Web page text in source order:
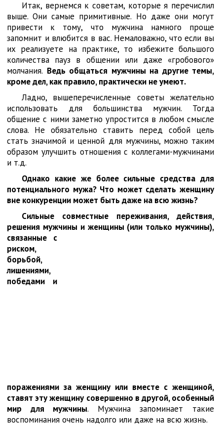
Итак, вернемся к советам, которые я перечислил
выше. Они самые примитивные. Но даже они могут
привести к тому, что мужчина намного проще
запомнит и влюбится в вас. Немаловажно, что если вы
их реализуете на практике, то избежите большого
количества пауз в общении или даже «гробового»
молчания. Ведь общаться мужчины на другие темы,
кроме дел, как правило, практически не умеют.
Ладно, вышеперечисленные советы желательно
использовать для большинства мужчин. Тогда
общение с ними заметно упростится в любом смысле
слова. Не обязательно ставить перед собой цель
стать значимой и ценной для мужчины, можно таким
образом улучшить отношения с коллегами-мужчинами
и т.д.
Однако какие же более сильные средства для
потенциального мужа? Что может сделать женщину
вне конкуренции может быть даже на всю жизнь?
Сильные совместные переживания, действия,
решения мужчины и женщины (или только мужчины),
связанные с
риском,
борьбой,
лишениями,
победами и
поражениями за женщину или вместе с женщиной,
ставят эту женщину совершенно в другой, особенный
мир для мужчины. Мужчина запоминает такие
воспоминания очень надолго или даже на всю жизнь.